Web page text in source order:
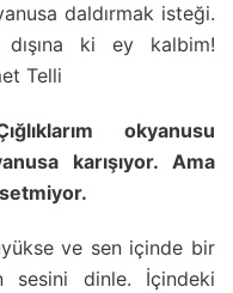
daldırmak isteği.
ki ey kalbim!
Telli
okyanusu
karışıyor. Ama
ve sen içinde bir
sesini dinle. İçindeki